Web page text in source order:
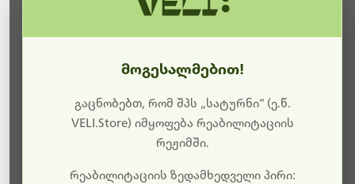
ბოდიშს გიხდით შეფერხებისთვის. ამჟამად
მიმდინარეობს საიტის განახლება და ტექნიკური
სამუშაოები.
მალე ისევ ხელმისაწვდომი იქნება. გმადლობთ
მოგესალმებით!
გაცნობებთ, რომ შპს „სატურნი“ (ე.წ.
VELI.Store) იმყოფება რეაბილიტაციის
რეჟიმში.
რეაბილიტაციის ზედამხედველი პირი: